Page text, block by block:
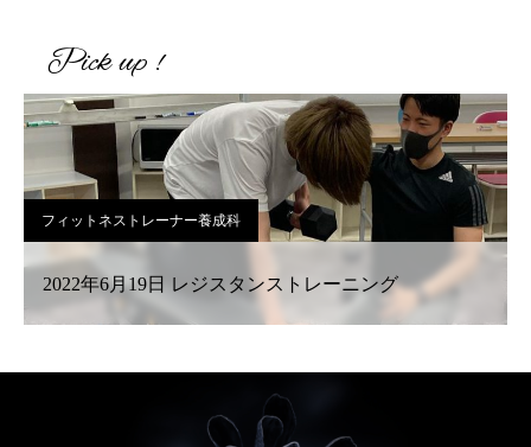
Pick up !
フィットネストレーナー養成科
2022年6月19日 レジスタンストレーニング